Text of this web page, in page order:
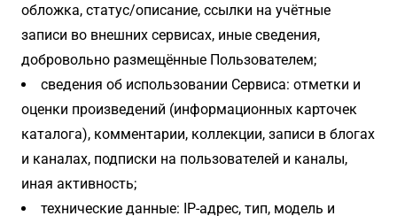
обложка, статус/описание, ссылки на учётные
записи во внешних сервисах, иные сведения,
добровольно размещённые Пользователем;
сведения об использовании Сервиса: отметки и
оценки произведений (информационных карточек
каталога), комментарии, коллекции, записи в блогах
и каналах, подписки на пользователей и каналы,
иная активность;
технические данные: IP-адрес, тип, модель и